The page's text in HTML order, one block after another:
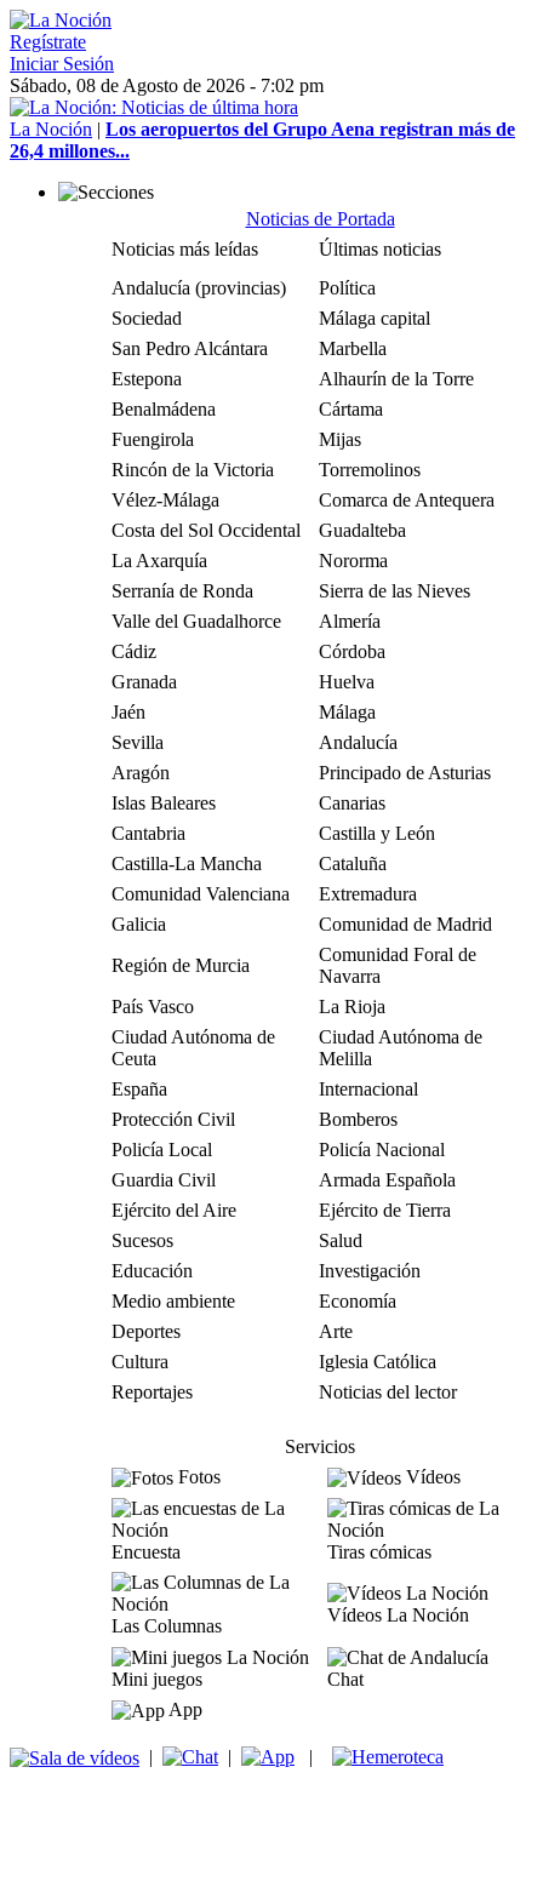
Regístrate
Iniciar Sesión
Sábado, 08 de Agosto de 2026 - 7:02 pm
La Noción | Los aeropuertos del Grupo Aena registran más de
26,4 millones...
Noticias de Portada
Noticias más leídas
Últimas noticias
Andalucía (provincias)
Política
Sociedad
Málaga capital
San Pedro Alcántara
Marbella
Estepona
Alhaurín de la Torre
Benalmádena
Cártama
Fuengirola
Mijas
Rincón de la Victoria
Torremolinos
Vélez-Málaga
Comarca de Antequera
Costa del Sol Occidental
Guadalteba
La Axarquía
Nororma
Serranía de Ronda
Sierra de las Nieves
Valle del Guadalhorce
Almería
Cádiz
Córdoba
Granada
Huelva
Jaén
Málaga
Sevilla
Andalucía
Aragón
Principado de Asturias
Islas Baleares
Canarias
Cantabria
Castilla y León
Castilla-La Mancha
Cataluña
Comunidad Valenciana
Extremadura
Galicia
Comunidad de Madrid
Región de Murcia
Comunidad Foral de
Navarra
País Vasco
La Rioja
Ciudad Autónoma de
Ceuta
Ciudad Autónoma de
Melilla
España
Internacional
Protección Civil
Bomberos
Policía Local
Policía Nacional
Guardia Civil
Armada Española
Ejército del Aire
Ejército de Tierra
Sucesos
Salud
Educación
Investigación
Medio ambiente
Economía
Deportes
Arte
Cultura
Iglesia Católica
Reportajes
Noticias del lector
Servicios
Fotos
Vídeos
Encuesta Tiras cómicas
Las Columnas
Vídeos La Noción
Mini juegos
Chat
App
| | |